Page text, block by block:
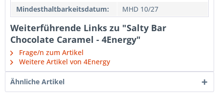
Mindesthaltbarkeitsdatum:
MHD 10/27
Weiterführende Links zu "Salty Bar
Chocolate Caramel - 4Energy"
Frage/n zum Artikel
Weitere Artikel von 4Energy
Ähnliche Artikel